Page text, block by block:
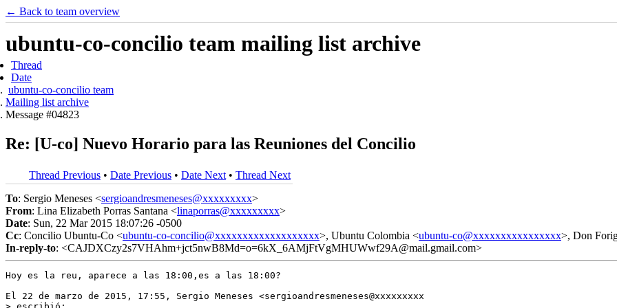
← Back to team overview
ubuntu-co-concilio team mailing list archive
Thread
Date
ubuntu-co-concilio team
Mailing list archive
Message #04823
Re: [U-co] Nuevo Horario para las Reuniones del Concilio
Thread Previous • Date Previous • Date Next • Thread Next
To: Sergio Meneses <sergioandresmeneses@xxxxxxxxx>
From: Lina Elizabeth Porras Santana <linaporras@xxxxxxxxx>
Date: Sun, 22 Mar 2015 18:07:26 -0500
Cc: Concilio Ubuntu-Co <ubuntu-co-concilio@xxxxxxxxxxxxxxxxxxx>, Ubuntu Colombia <ubuntu-co@xxxxxxxxxxxxxxxx>, Don
In-reply-to: <CAJDXCzy2s7VHAhm+jct5nwB8Md=o=6kX_6AMjFtVgMHUWwf29A@mail.gmail.com>
Hoy es la reu, aparece a las 18:00,es a las 18:00?
El 22 de marzo de 2015, 17:55, Sergio Meneses <sergioandresmeneses@xxxxxxxxx